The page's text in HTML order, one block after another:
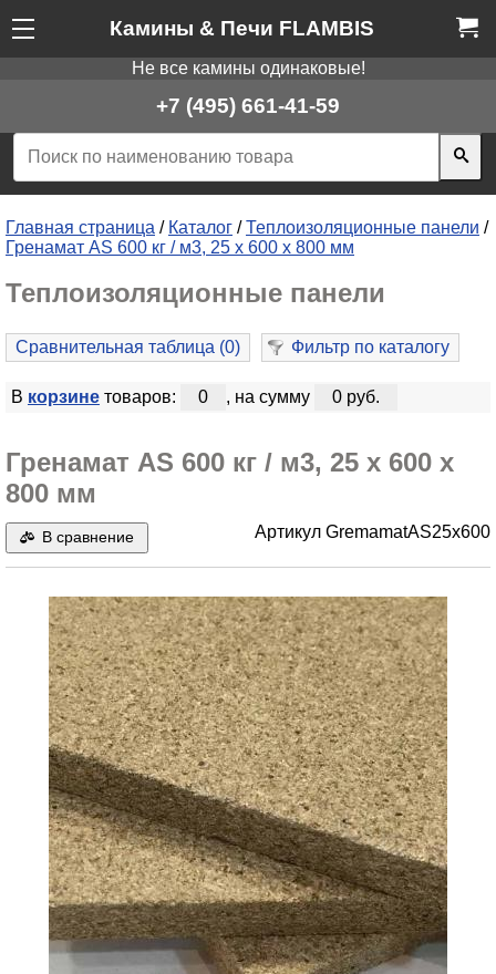
Камины & Печи FLAMBIS
Не все камины одинаковые!
+7 (495) 661-41-59
Главная страница / Каталог /Теплоизоляционные панели /
Гренамат AS 600 кг / м3, 25 x 600 x 800 мм
Теплоизоляционные панели
Сравнительная таблица (0) Фильтр по каталогу
В корзинетоваров: 0 , на сумму 0 руб.
Гренамат AS 600 кг / м3, 25 x 600 x
800 мм
В сравнение Артикул GremamatAS25x600